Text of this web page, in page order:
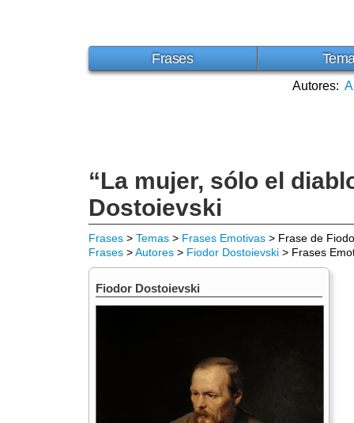
Frases
Autores: A
“La mujer, sólo el
Dostoievski
Frases > Temas > Frases Emotivas > Frase de
Frases >Autores > Fiodor Dostoievski > Frases
Fiodor Dostoievski